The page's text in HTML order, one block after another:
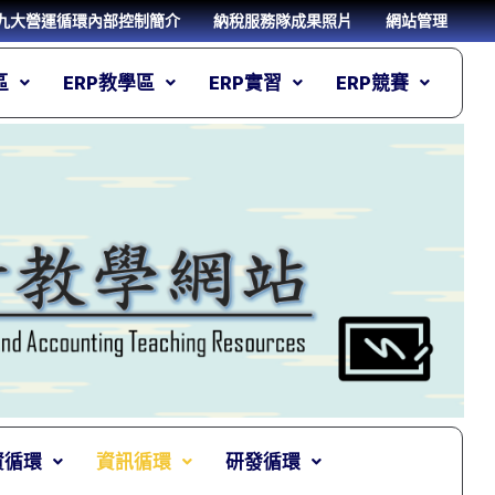
大營運循環內部控制簡介 納稅服務隊成果照片 網站管理
ERP教學區 ERP實習 ERP競賽
環 資訊循環 研發循環